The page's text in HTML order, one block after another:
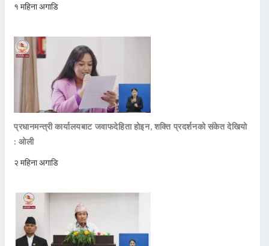
१ महिना अगाडि
प्रधानमन्त्री कार्यालयबाट जवाफदेहिता होइन, शक्ति प्रदर्शनको संकेत देखियो
: ओली
२ महिना अगाडि